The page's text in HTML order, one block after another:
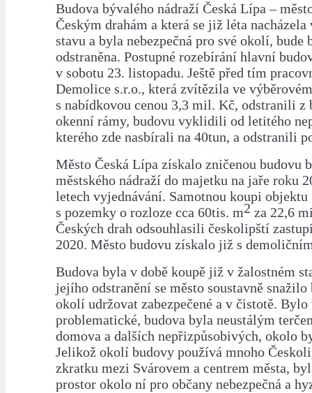
Budova bývalého nádraží Česká Lípa –
Českým drahám a která se již léta nacházela
stavu a byla nebezpečná pro své okolí, bude
odstraněna. Postupné rozebírání hlavní
v sobotu 23. listopadu. Ještě před tím
Demolice s.r.o., která zvítězila ve
s nabídkovou cenou 3,3 mil. Kč, odstranili z
okenní rámy, budovu vyklidili od letitého
kterého zde nasbírali na 40tun, a odstranili
Město Česká Lípa získalo zničenou budovu
městského nádraží do majetku na jaře roku
letech vyjednávání. Samotnou koupi objektu
s pozemky o rozloze cca 60tis. m2za 22,6
Českých drah odsouhlasili českolipští
2020. Město budovu získalo již s
Budova byla v době koupě již v žalostném
jejího odstranění se město soustavně
okolí udržovat zabezpečené a v čistotě.
problematické, budova byla neustálým
domova a dalších nepřizpůsobivých, okolo
Jelikož okolí budovy používá mnoho
zkratku mezi Svárovem a centrem města,
prostor okolo ní pro občany nebezpečná a